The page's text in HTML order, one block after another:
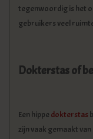
tegenwoordig is het
gebruikers veel
Dokterstas of
Een hippe dokterstas
zijn vaak gemaakt